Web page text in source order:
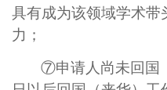
具有成为该领域学术带
力；
⑦申请人尚未回国